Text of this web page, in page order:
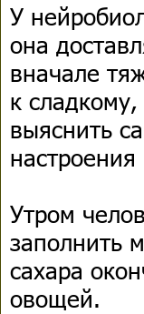
У
она
вначале
к
выяснить
Утром
заполнить
сахара
овощей.